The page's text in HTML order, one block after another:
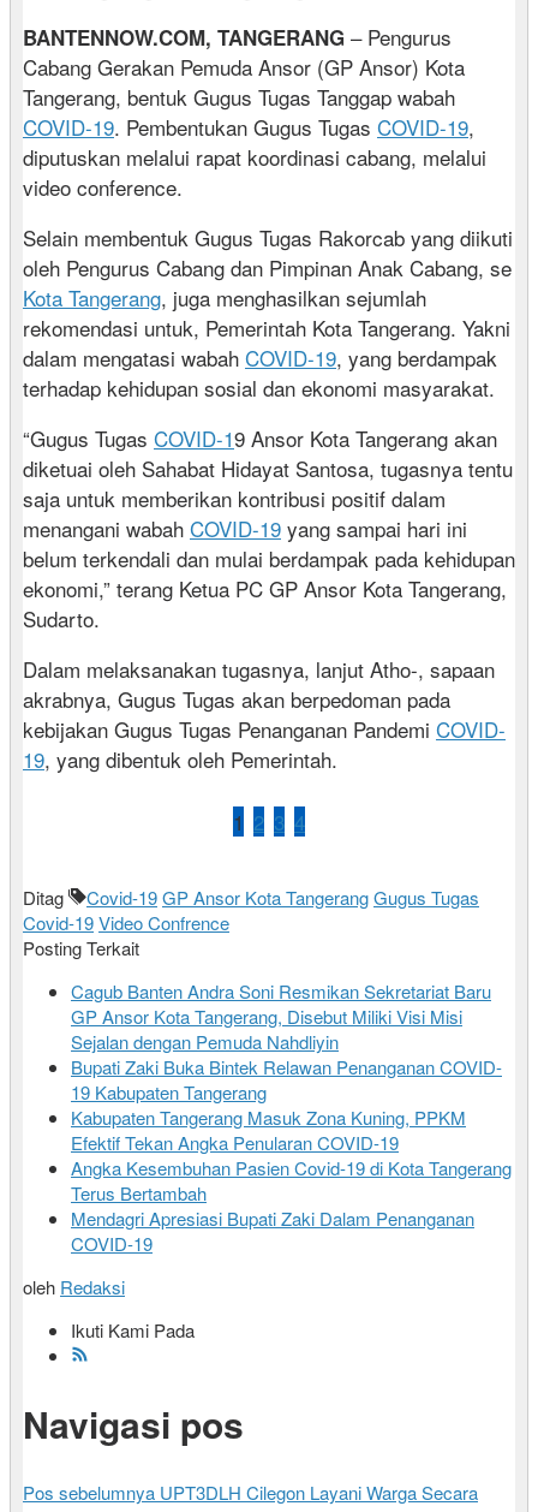
BANTENNOW.COM, TANGERANG – Pengurus
Cabang Gerakan Pemuda Ansor (GP Ansor) Kota
Tangerang, bentuk Gugus Tugas Tanggap wabah
COVID-19. Pembentukan Gugus Tugas COVID-19,
diputuskan melalui rapat koordinasi cabang, melalui
video conference.
Selain membentuk Gugus Tugas Rakorcab yang diikuti
oleh Pengurus Cabang dan Pimpinan Anak Cabang, se
Kota Tangerang, juga menghasilkan sejumlah
rekomendasi untuk, Pemerintah Kota Tangerang. Yakni
dalam mengatasi wabah COVID-19, yang berdampak
terhadap kehidupan sosial dan ekonomi masyarakat.
“Gugus Tugas COVID-19 Ansor Kota Tangerang akan
diketuai oleh Sahabat Hidayat Santosa, tugasnya tentu
saja untuk memberikan kontribusi positif dalam
menangani wabah COVID-19 yang sampai hari ini
belum terkendali dan mulai berdampak pada kehidupan
ekonomi,” terang Ketua PC GP Ansor Kota Tangerang,
Sudarto.
Dalam melaksanakan tugasnya, lanjut Atho-, sapaan
akrabnya, Gugus Tugas akan berpedoman pada
kebijakan Gugus Tugas Penanganan Pandemi COVID-
19, yang dibentuk oleh Pemerintah.
1 2 3 4
Ditag Covid-19GP Ansor Kota TangerangGugus Tugas
Covid-19Video Confrence
Posting Terkait
Cagub Banten Andra Soni Resmikan Sekretariat Baru
GP Ansor Kota Tangerang, Disebut Miliki Visi Misi
Sejalan dengan Pemuda Nahdliyin
Bupati Zaki Buka Bintek Relawan Penanganan COVID-
19 Kabupaten Tangerang
Kabupaten Tangerang Masuk Zona Kuning, PPKM
Efektif Tekan Angka Penularan COVID-19
Angka Kesembuhan Pasien Covid-19 di Kota Tangerang
Terus Bertambah
Mendagri Apresiasi Bupati Zaki Dalam Penanganan
COVID-19
oleh Redaksi
Ikuti Kami Pada
Navigasi pos
Pos sebelumnya UPT3DLH Cilegon Layani Warga Secara